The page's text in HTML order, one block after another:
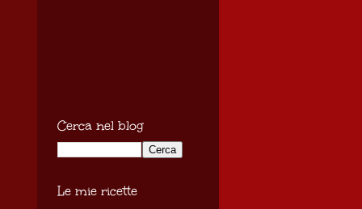
Cerca nel blog
Le mie ricette